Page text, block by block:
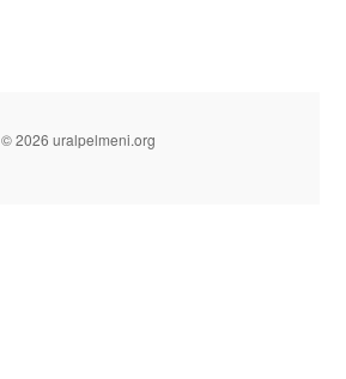
© 2026 uralpelmeni.org